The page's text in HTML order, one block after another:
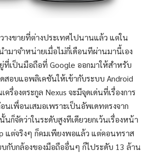
างขายที่ต่างประเทศไปนานแล้ว แต่ใน
มาจำหน่ายเมื่อไม่กี่เดือนทีผ่านมานี้เอง
ที่เป็นมือถือที่ Google ออกมาให้สำหรับ
อบแอพลิเคชันให้เข้ากับระบบ Android
รื่องตระกูล Nexus จะมีจุดเด่นที่เรื่องการ
นเพื่อนเสมอเพราะเป็นอัพเดทตรงจาก
ก็จัดว่าในระดับสูงทีเดียวยกเว้นเรื่องหน้า
แต่จริงๆ ก็คมเพียงพอแล้ว แต่คอนทราส
กับกล้องของมือถืออื่นๆ ก็ไประดับ 13 ล้าน